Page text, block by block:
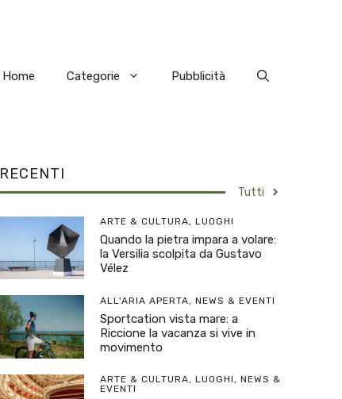
Home Categorie Pubblicità
RECENTI
Tutti
ARTE & CULTURA, LUOGHI
Quando la pietra impara a volare:
la Versilia scolpita da Gustavo
Vélez
ALL'ARIA APERTA, NEWS & EVENTI
Sportcation vista mare: a
Riccione la vacanza si vive in
movimento
ARTE & CULTURA, LUOGHI, NEWS &
EVENTI